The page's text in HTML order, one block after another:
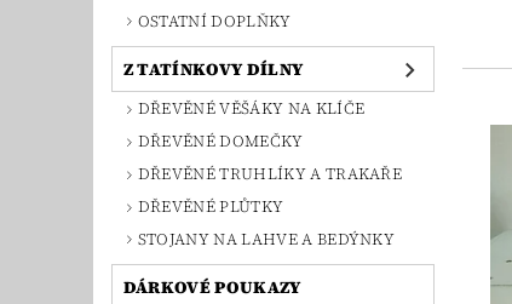
OSTATNÍ DOPLŇKY
Z TATÍNKOVY DÍLNY
DŘEVĚNÉ VĚŠÁKY NA KLÍČE
DŘEVĚNÉ DOMEČKY
DŘEVĚNÉ TRUHLÍKY A TRAKAŘE
DŘEVĚNÉ PLŮTKY
STOJANY NA LAHVE A BEDÝNKY
DÁRKOVÉ POUKAZY